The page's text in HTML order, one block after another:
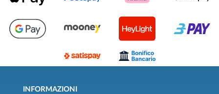
INFORMAZIONI